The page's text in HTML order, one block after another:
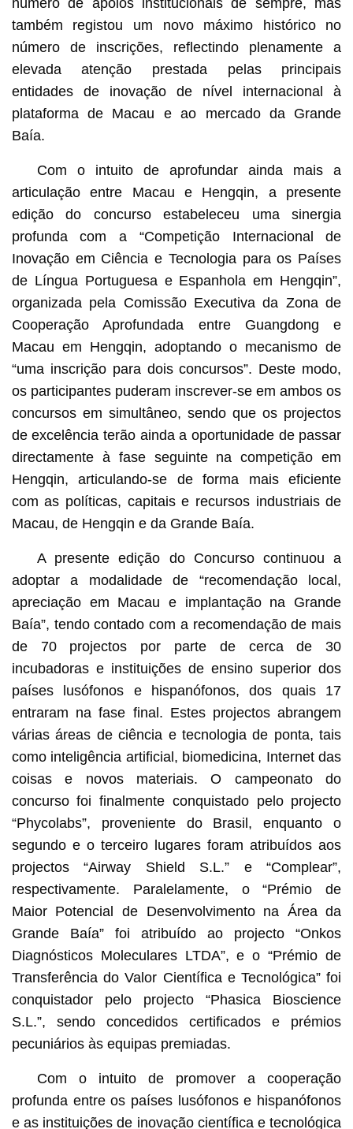
também registou um novo máximo histórico no
número de inscrições, reflectindo plenamente a
elevada atenção prestada pelas principais
entidades de inovação de nível internacional à
plataforma de Macau e ao mercado da Grande
Baía.
Com o intuito de aprofundar ainda mais a
articulação entre Macau e Hengqin, a presente
edição do concurso estabeleceu uma sinergia
profunda com a “Competição Internacional de
Inovação em Ciência e Tecnologia para os Países
de Língua Portuguesa e Espanhola em Hengqin”,
organizada pela Comissão Executiva da Zona de
Cooperação Aprofundada entre Guangdong e
Macau em Hengqin, adoptando o mecanismo de
“uma inscrição para dois concursos”. Deste modo,
os participantes puderam inscrever-se em ambos os
concursos em simultâneo, sendo que os projectos
de excelência terão ainda a oportunidade de passar
directamente à fase seguinte na competição em
Hengqin, articulando-se de forma mais eficiente
com as políticas, capitais e recursos industriais de
Macau, de Hengqin e da Grande Baía.
A presente edição do Concurso continuou a
adoptar a modalidade de “recomendação local,
apreciação em Macau e implantação na Grande
Baía”, tendo contado com a recomendação de mais
de 70 projectos por parte de cerca de 30
incubadoras e instituições de ensino superior dos
países lusófonos e hispanófonos, dos quais 17
entraram na fase final. Estes projectos abrangem
várias áreas de ciência e tecnologia de ponta, tais
como inteligência artificial, biomedicina, Internet das
coisas e novos materiais. O campeonato do
concurso foi finalmente conquistado pelo projecto
“Phycolabs”, proveniente do Brasil, enquanto o
segundo e o terceiro lugares foram atribuídos aos
projectos “Airway Shield S.L.” e “Complear”,
respectivamente. Paralelamente, o “Prémio de
Maior Potencial de Desenvolvimento na Área da
Grande Baía” foi atribuído ao projecto “Onkos
Diagnósticos Moleculares LTDA”, e o “Prémio de
Transferência do Valor Científica e Tecnológica” foi
conquistador pelo projecto “Phasica Bioscience
S.L.”, sendo concedidos certificados e prémios
pecuniários às equipas premiadas.
Com o intuito de promover a cooperação
profunda entre os países lusófonos e hispanófonos
e as instituições de inovação científica e tecnológica